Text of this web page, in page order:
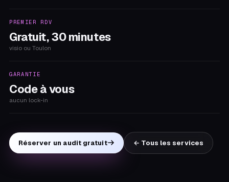
PREMIER RDV
Gratuit, 30 minutes
visio ou Toulon
GARANTIE
Code à vous
aucun lock-in
Réserver un audit gratuit ← Tous les services